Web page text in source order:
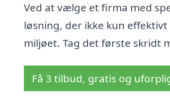
Ved at vælge et firma med
løsning, der ikke kun
miljøet. Tag det første skridt
Få 3 tilbud, gratis og